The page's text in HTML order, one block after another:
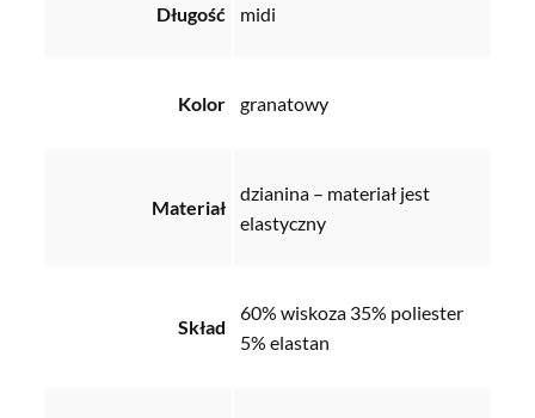
Długość midi
Kolor granatowy
Materiał
dzianina – materiał jest
elastyczny
Skład
60% wiskoza 35% poliester
5% elastan